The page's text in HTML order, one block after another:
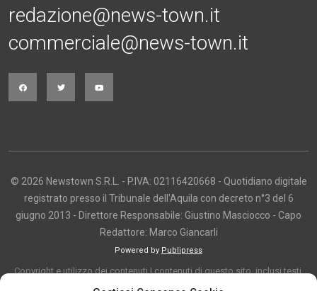
redazione@news-town.it
commerciale@news-town.it
© 2026 Newstown S.R.L. - P.IVA: 02116420668 - Quotidiano digitale
registrato presso il Tribunale dell'Aquila con decreto n°3 del 6
giugno 2013 - Direttore Responsabile: Giustino Masciocco - Capo
Redattore: Marco Giancarli
Powered by Publipress
Copyright e utilizzo dei contenuti I contenuti di questo sito, inclusi testi,
articoli, immagini, fotografie, video e grafica, sono protetti da copyright e